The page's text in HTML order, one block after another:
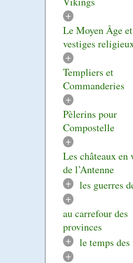
+
Le Moyen Âge
vestiges
+
Templiers et
Commanderies
+
Pèlerins pour
Compostelle
+
Les châteaux en
de l’Antenne
+
les guerres
+
au carrefour des
provinces
+
le temps
+